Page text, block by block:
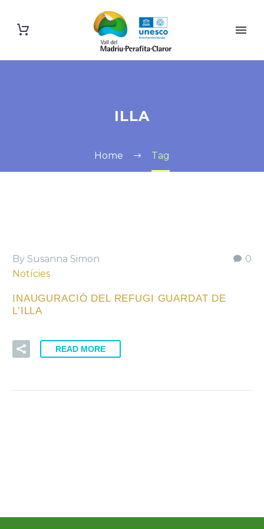
ILLA
Home Tag
0
By Susanna Simon
Notícies
INAUGURACIÓ DEL REFUGI GUARDAT DE
L’ILLA
READ MORE